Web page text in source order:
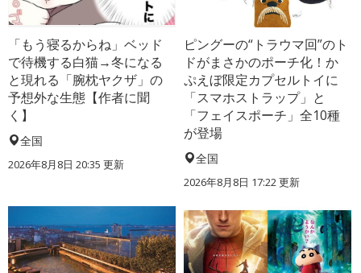
「もう寝るからね」ベッド
で待機する白猫→冬になる
と現れる「腕枕ヤクザ」の
予想外な生態【作者に聞
く】
全国
2026年8月8日 20:35 更新
ピングーの“トラウマ回”のト
ドがまさかのポーチ化！か
ぷえぼ限定カプセルトイに
「スマホストラップ」と
「フェイスポーチ」全10種
が登場
全国
2026年8月8日 17:22更新